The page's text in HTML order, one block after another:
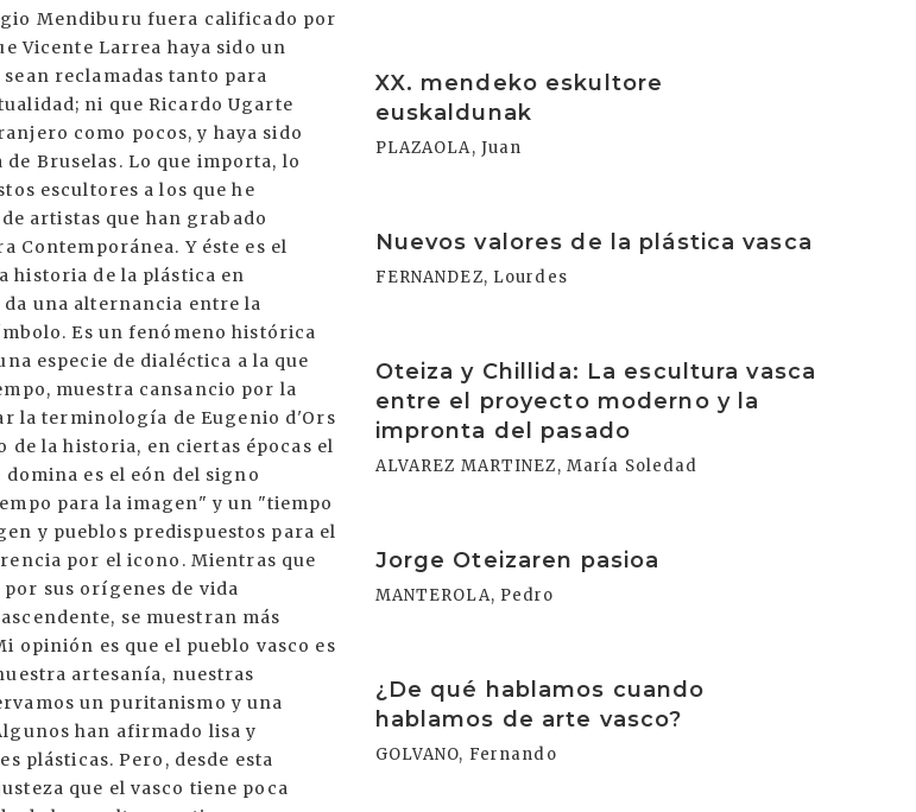
XX. mendeko eskultore
euskaldunak
PLAZAOLA, Juan
Nuevos valores de la plástica vasca
FERNANDEZ, Lourdes
Oteiza y Chillida: La escultura vasca
entre el proyecto moderno y la
impronta del pasado
ALVAREZ MARTINEZ, María Soledad
Jorge Oteizaren pasioa
MANTEROLA, Pedro
¿De qué hablamos cuando
hablamos de arte vasco?
GOLVANO, Fernando